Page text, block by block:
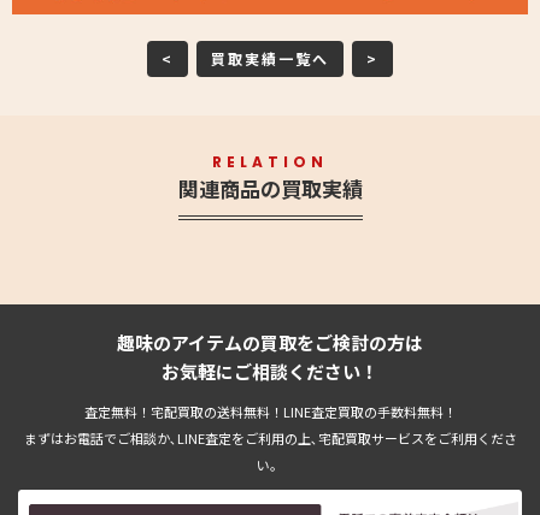
< 買取実績一覧へ >
RELATION
関連商品の買取実績
趣味のアイテムの買取をご検討の方は
お気軽にご相談ください！
査定無料！宅配買取の送料無料！LINE査定買取の手数料無料！
まずはお電話でご相談か､LINE査定をご利用の上､宅配買取サービスをご利用くださ
い。